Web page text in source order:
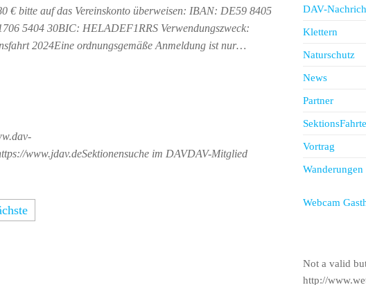
€ bitte auf das Vereinskonto überweisen: IBAN: DE59 8405
5404 30BIC: HELADEF1RRS Verwendungszweck:
2024Eine ordnungsgemäße Anmeldung ist nur…
www.jdav.deSektionensuche im DAVDAV-Mitglied
DAV-
Klettern
Naturschutz
News
Partner
Vortrag
Wanderungen
Webcam
Not a valid
http://